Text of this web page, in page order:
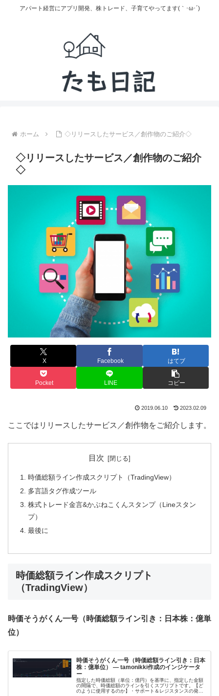
アパート経営にアプリ開発、株トレード、子育てやってます(｀･ω･´)
ホーム ◇リリースしたサービス／創作物のご紹介◇
◇リリースしたサービス／創作物のご紹介
◇
X Facebook はてブ
Pocket LINE コピー
2019.06.10 2023.02.09
ここではリリースしたサービス／創作物をご紹介します。
目次
時価総額ライン作成スクリプト（TradingView）
多言語タグ作成ツール
株式トレード金言&かぶねこくんスタンプ（Lineスタン
プ）
最後に
時価総額ライン作成スクリプト
（TradingView）
時価そうがくん一号（時価総額ライン引き：日本株：億単
位）
時価そうがくん一号（時価総額ライン引き：日本
株：億単位） — tamonikki作成のインジケータ
ー
指定した時価総額（単位：億円）を基準に、指定した金額
の間隔で、時価総額のラインを引くスプリプトです。【ど
のように使用するのか】・サポート＆レジスタンスの発見